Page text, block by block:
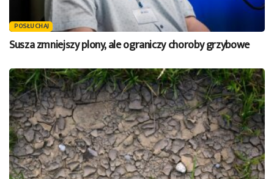
POSŁUCHAJ
Susza zmniejszy plony, ale ograniczy choroby grzybowe